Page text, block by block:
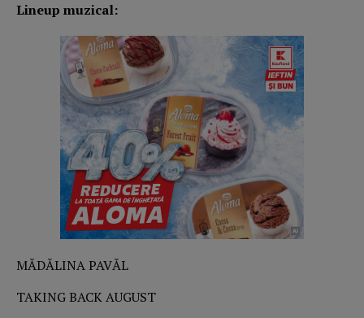
Lineup muzical:
MĂDĂLINA PAVĂL
TAKING BACK AUGUST